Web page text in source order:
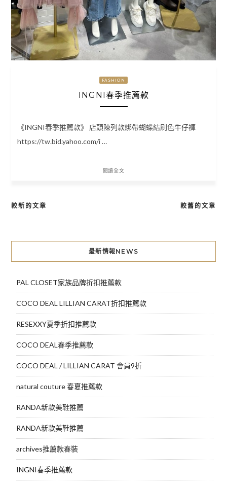
FASHION
INGNI春季推薦款
《INGNI春季推薦款》 店頭陳列款綁帶蝴蝶結刷色牛仔褲
https://tw.bid.yahoo.com/i …
閱讀全文
文
導
覽
較舊的文章
較新的文章
最新情報NEWS
PAL CLOSET家族品牌折扣推薦款
COCO DEAL LILLIAN CARAT折扣推薦款
RESEXXY夏季折扣推薦款
COCO DEAL春季推薦款
COCO DEAL / LILLIAN CARAT 會員9折
natural couture 春夏推薦款
RANDA新款美鞋推薦
RANDA新款美鞋推薦
archives推薦款春裝
INGNI春季推薦款